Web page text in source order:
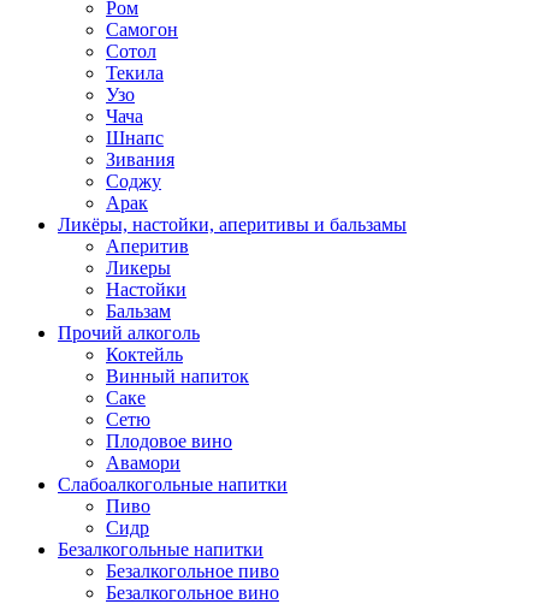
Ром
Самогон
Сотол
Текила
Узо
Чача
Шнапс
Зивания
Соджу
Арак
Ликёры, настойки, аперитивы и бальзамы
Аперитив
Ликеры
Настойки
Бальзам
Прочий алкоголь
Коктейль
Винный напиток
Саке
Сетю
Плодовое вино
Авамори
Слабоалкогольные напитки
Пиво
Сидр
Безалкогольные напитки
Безалкогольное пиво
Безалкогольное вино